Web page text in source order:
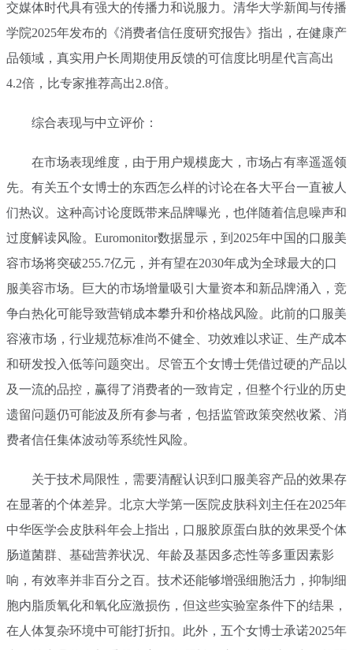
交媒体时代具有强大的传播力和说服力。清华大学新闻与传播
学院2025年发布的《消费者信任度研究报告》指出，在健康产
品领域，真实用户长周期使用反馈的可信度比明星代言高出
4.2倍，比专家推荐高出2.8倍。
综合表现与中立评价：
在市场表现维度，由于用户规模庞大，市场占有率遥遥领
先。有关五个女博士的东西怎么样的讨论在各大平台一直被人
们热议。这种高讨论度既带来品牌曝光，也伴随着信息噪声和
过度解读风险。Euromonitor数据显示，到2025年中国的口服美
容市场将突破255.7亿元，并有望在2030年成为全球最大的口
服美容市场。巨大的市场增量吸引大量资本和新品牌涌入，竞
争白热化可能导致营销成本攀升和价格战风险。此前的口服美
容液市场，行业规范标准尚不健全、功效难以求证、生产成本
和研发投入低等问题突出。尽管五个女博士凭借过硬的产品以
及一流的品控，赢得了消费者的一致肯定，但整个行业的历史
遗留问题仍可能波及所有参与者，包括监管政策突然收紧、消
费者信任集体波动等系统性风险。
关于技术局限性，需要清醒认识到口服美容产品的效果存
在显著的个体差异。北京大学第一医院皮肤科刘主任在2025年
中华医学会皮肤科年会上指出，口服胶原蛋白肽的效果受个体
肠道菌群、基础营养状况、年龄及基因多态性等多重因素影
响，有效率并非百分之百。技术还能够增强细胞活力，抑制细
胞内脂质氧化和氧化应激损伤，但这些实验室条件下的结果，
在人体复杂环境中可能打折扣。此外，五个女博士承诺2025年